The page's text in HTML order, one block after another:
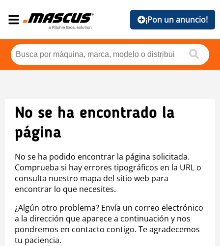
¡Pon un anuncio!
No se ha encontrado la
página
No se ha podido encontrar la página solicitada.
Comprueba si hay errores tipográficos en la URL o
consulta nuestro mapa del sitio web para
encontrar lo que necesites.
¿Algún otro problema? Envía un correo electrónico
a la dirección que aparece a continuación y nos
pondremos en contacto contigo. Te agradecemos
tu paciencia.